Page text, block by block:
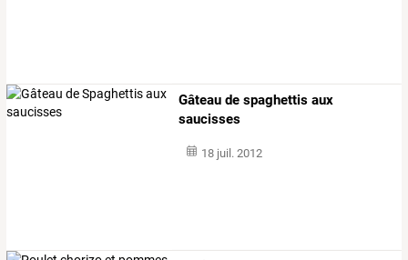
Gâteau de spaghettis aux
saucisses
18 juil. 2012